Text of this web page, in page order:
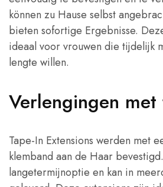
können zu Hause selbst
bieten sofortige Ergebnisse.
ideaal voor vrouwen die tijdelijk
lengte willen.
Verlengingen met
Tape-In Extensions werden met
klemband aan de Haar
langetermijnoptie en kan in